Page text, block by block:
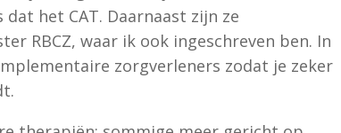
het CAT. Daarnaast zijn ze
RBCZ, waar ik ook ingeschreven ben. In
zorgverleners zodat je zeker